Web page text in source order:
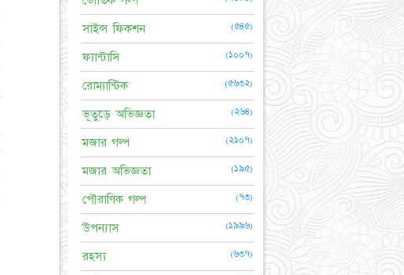
সাইন্স ফিকশন (৫৪৫)
ফ্যান্টাসি (১০০৭)
রোম্যান্টিক (৫৬৩২)
ভূতুড়ে অভিজ্ঞতা (২৬৪)
মজার গল্প (২১০৭)
মজার অভিজ্ঞতা (১৯৫)
পৌরাণিক গল্প (৭৩)
উপন্যাস (১৯৯৬)
রহস্য (৬৩৭)